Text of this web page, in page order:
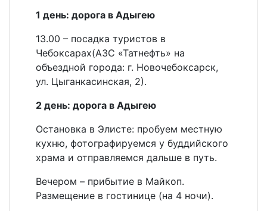
1 день: дорога в Адыгею
13.00 – посадка туристов в
Чебоксарах(АЗС «Татнефть» на
объездной города: г. Новочебоксарск,
ул. Цыганкасинская, 2).
2 день: дорога в Адыгею
Остановка в Элисте: пробуем местную
кухню, фотографируемся у буддийского
храма и отправляемся дальше в путь.
Вечером – прибытие в Майкоп.
Размещение в гостинице (на 4 ночи).